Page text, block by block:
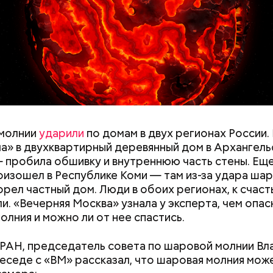
ударили по домам в двух регионах
в двухквартирный деревянный дом в
обшивку и внутреннюю часть стены.
в Республике Коми — там из-за удара
частный дом. Люди в обоих регионах, к
«Вечерняя Москва» узнала у эксперта, чем
и можно ли от нее спастись.
председатель совета по шаровой молнии
с «ВМ» рассказал, что шаровая молния
я узнал 26 апреля, когда нас подняли по
приехал транспорт. Привезли в полк.
произошло. Создали мобильный отряд. Через
в сторону Чернобыля, — вспоминает